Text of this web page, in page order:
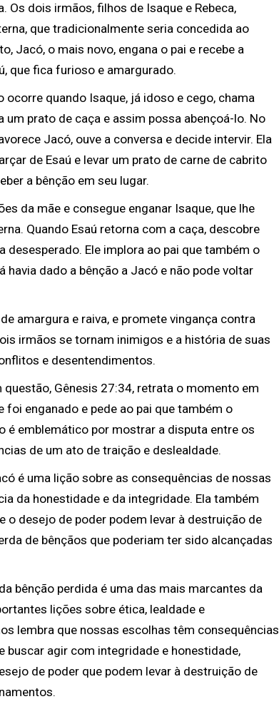
Os dois irmãos, filhos de Isaque e Rebeca,
que tradicionalmente seria concedida ao
Jacó, o mais novo, engana o pai e recebe a
que fica furioso e amargurado.
ocorre quando Isaque, já idoso e cego, chama
um prato de caça e assim possa abençoá-lo. No
Jacó, ouve a conversa e decide intervir. Ela
de Esaú e levar um prato de carne de cabrito
a bênção em seu lugar.
da mãe e consegue enganar Isaque, que lhe
Quando Esaú retorna com a caça, descobre
desesperado. Ele implora ao pai que também o
havia dado a bênção a Jacó e não pode voltar
amargura e raiva, e promete vingança contra
irmãos se tornam inimigos e a história de suas
e desentendimentos.
questão, Gênesis 27:34, retrata o momento em
foi enganado e pede ao pai que também o
é emblemático por mostrar a disputa entre os
de um ato de traição e deslealdade.
é uma lição sobre as consequências de nossas
da honestidade e da integridade. Ela também
o desejo de poder podem levar à destruição de
de bênçãos que poderiam ter sido alcançadas
bênção perdida é uma das mais marcantes da
lições sobre ética, lealdade e
lembra que nossas escolhas têm consequências
buscar agir com integridade e honestidade,
de poder que podem levar à destruição de